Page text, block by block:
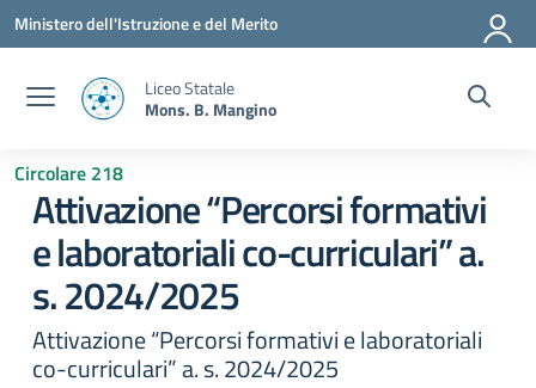
Vai ai contenuti
Vai al menu di navigazione
Vai al footer
Ministero dell'Istruzione e del Merito
Liceo Statale
Mons. B. Mangino
Circolare 218
Attivazione “Percorsi formativi
e laboratoriali co-curriculari” a.
s. 2024/2025
Attivazione “Percorsi formativi e laboratoriali
co-curriculari” a. s. 2024/2025